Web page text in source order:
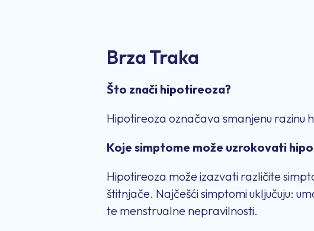
Brza Traka
Što znači hipotireoza?
Hipotireoza označava smanjenu razinu
Koje simptome može uzrokovati
Hipotireoza može izazvati različite
štitnjače. Najčešći simptomi uključuju:
te menstrualne nepravilnosti.